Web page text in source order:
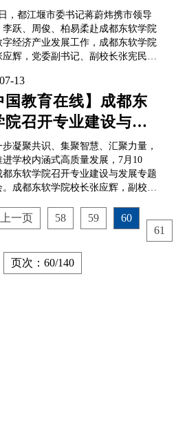
软学院调研数字经济
发展工作
，都江堰市委书记蒋蔚炜携市领导
李跃、周俊、柏易柔赴成都东软学院
字经济产业发展工作，成都东软学院
应辉，党委副书记、副校长张宪民携
记一行到校调研座谈表示热烈欢迎。
十大报告指出，要加快发展数字经
进数字经济和实体经济深度融合，打
国际竞争力的数字产业集群。...
13
国教育在线】成都东
院召开专业建设与发
题研讨会
步凝聚共识、集聚智慧、汇聚力量，
进学校内涵式高质量发展，7月10
都东软学院召开专业建设与发展专题
。成都东软学院校长张应辉，副校长
会议。会议由张兵副校长主持。会
都东软学院各二级学院负责人作学科
设情况汇报，教务部、人力资源部、
部、图书馆以及实...
上一页 58 59
60
61
页次：60/140